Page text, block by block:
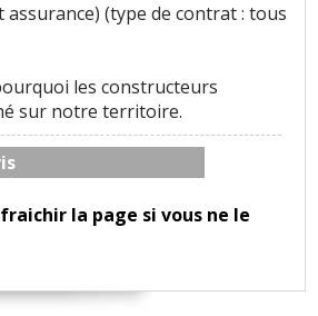
(type de contrat : tous
les constructeurs
sur notre territoire.
la page si vous ne le